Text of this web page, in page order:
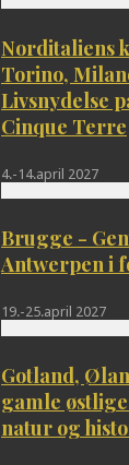
Norditaliens
Torino,
Livsnydelse
Cinque Terre
4.-14.april 2027
Brugge -
Antwerpen i
19.-25.april 2027
Gotland,
gamle
natur og